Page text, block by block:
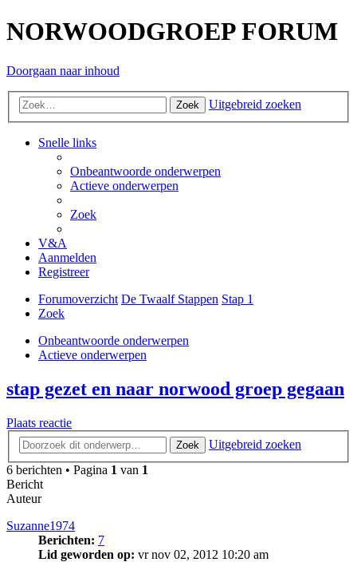
NORWOODGROEP FORUM
Doorgaan naar inhoud
Zoek Uitgebreid zoeken
Snelle links
Onbeantwoorde onderwerpen
Actieve onderwerpen
Zoek
V&A
Aanmelden
Registreer
Forumoverzicht De Twaalf Stappen Stap 1
Zoek
Onbeantwoorde onderwerpen
Actieve onderwerpen
stap gezet en naar norwood groep gegaan
Plaats reactie
Zoek
Uitgebreid zoeken
6 berichten • Pagina 1 van 1
Bericht
Auteur
Suzanne1974
Berichten: 7
Lid geworden op: vr nov 02, 2012 10:20 am